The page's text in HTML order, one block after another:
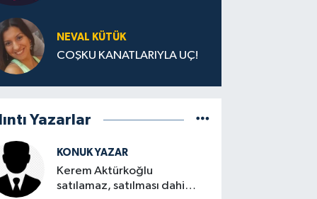
NEVAL KÜTÜK
COŞKU KANATLARIYLA UÇ!
Yazarlar
KONUK YAZAR
Kerem Aktürkoğlu
satılamaz, satılması dahi